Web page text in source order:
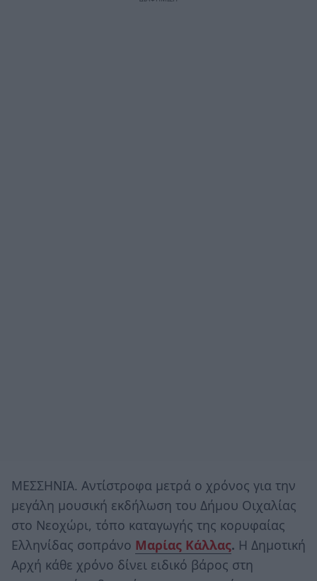
ΜΕΣΣΗΝΙΑ. Αντίστροφα μετρά ο χρόνος για την
μεγάλη μουσική εκδήλωση του Δήμου Οιχαλίας
στο Νεοχώρι, τόπο καταγωγής της κορυφαίας
Ελληνίδας σοπράνο Μαρίας Κάλλας. Η Δημοτική
Αρχή κάθε χρόνο δίνει ειδικό βάρος στη